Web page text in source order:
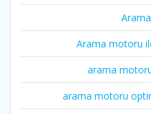
Arama motoru
arama
arama motoru